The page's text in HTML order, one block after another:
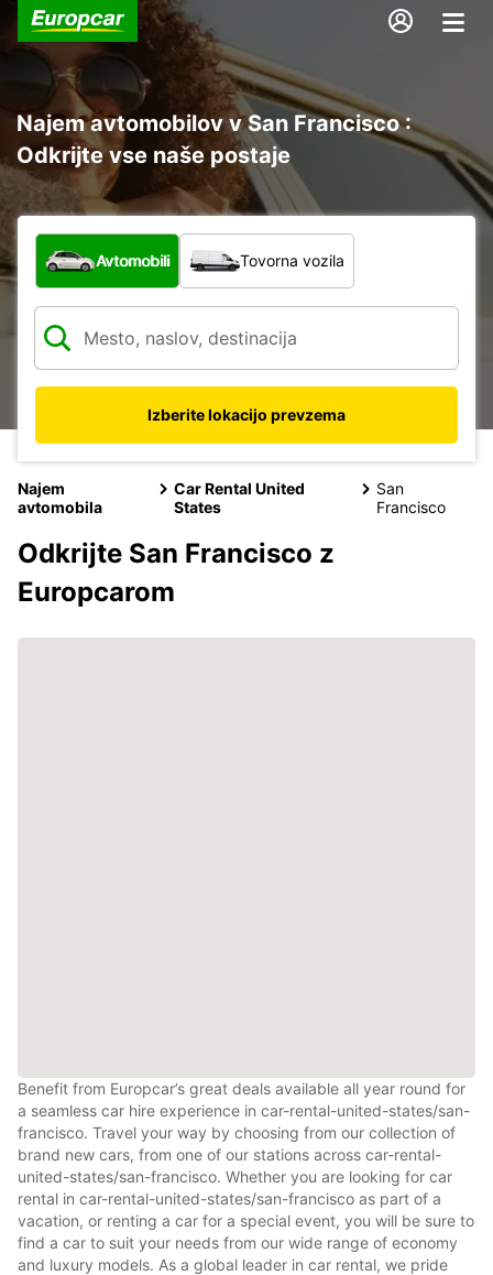
Najem avtomobilov v San Francisco :
Odkrijte vse naše postaje
Katera vrsta vozila?
Avtomobili Tovorna vozila
Izberite lokacijo prevzema
Najem
avtomobila
Car Rental United
States
San
Francisco
Odkrijte San Francisco z
Europcarom
Benefit from Europcar’s great deals available all year round for
a seamless car hire experience in car-rental-united-states/san-
francisco. Travel your way by choosing from our collection of
brand new cars, from one of our stations across car-rental-
united-states/san-francisco. Whether you are looking for car
rental in car-rental-united-states/san-francisco as part of a
vacation, or renting a car for a special event, you will be sure to
find a car to suit your needs from our wide range of economy
and luxury models. As a global leader in car rental, we pride